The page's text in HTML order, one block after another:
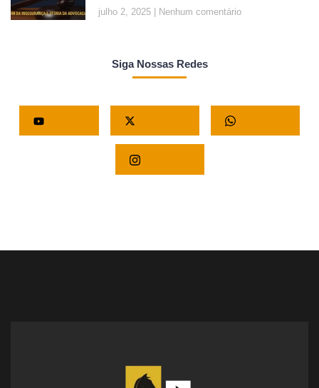
julho 2, 2025 Nenhum comentário
Siga Nossas Redes
Instagram